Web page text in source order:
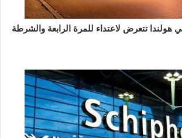
هولندا تتعرض لاعتداء للمرة الرابعة والشرطة